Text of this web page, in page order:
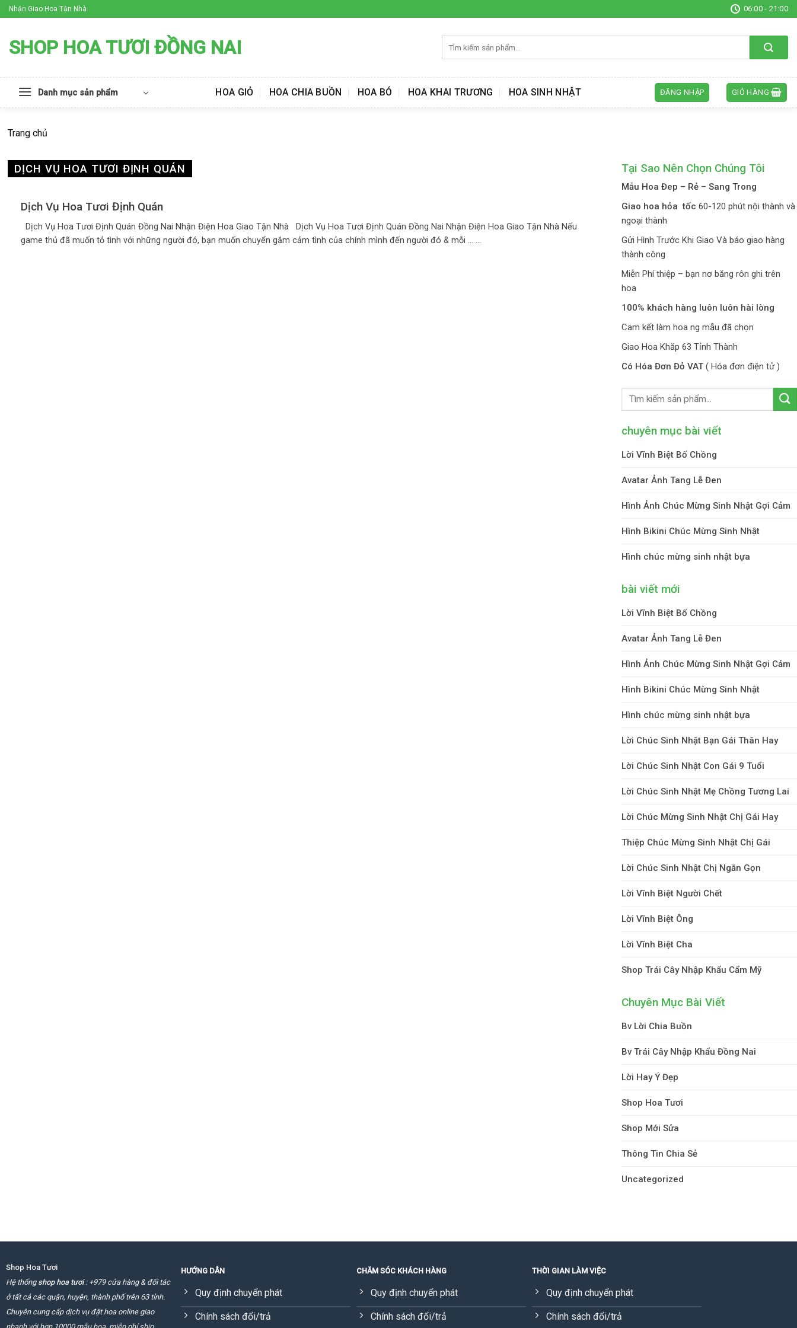
Skip
to
Nhận Giao Hoa Tận Nhà 06:00 - 21:00
SHOP HOA TƯƠI ĐỒNG NAI
kiếm:
Danh mục sản phẩm HOA GIỎ HOA CHIA BUỒN HOA BÓ HOA KHAI TRƯƠNG HOA SINH NHẬT ĐĂNG NHẬP GIỎ HÀNG
Trang chủ
DỊCH VỤ HOA TƯƠI ĐỊNH QUÁN
Dịch Vụ Hoa Tươi Định Quán
Dịch Vụ Hoa Tươi Định Quán Đồng Nai Nhận Điện Hoa Giao Tận Nhà Dịch Vụ Hoa Tươi Định Quán Đồng Nai Nhận Điện Hoa Giao Tận Nhà Nếu
game thủ đã muốn tỏ tình với những người đó, bạn muốn chuyển gắm cảm tình của chính mình đến người đó & mỗi ... ...
Tại Sao Nên Chọn Chúng Tôi
Mẫu Hoa Đep – Rẻ – Sang Trong
Giao hoa hỏa tốc 60-120 phút nội thành và
ngoại thành
Gửi Hình Trước Khi Giao Và báo giao hàng
thành công
Miễn Phí thiệp – bạn nơ băng rôn ghi trên
hoa
100% khách hàng luôn luôn hài lòng
Cam kết làm hoa ng mẫu đã chọn
Giao Hoa Khăp 63 Tỉnh Thành
Có Hóa Đơn Đỏ VAT ( Hóa đơn điện tử )
chuyên mục bài viết
Lời Vĩnh Biệt Bố Chồng
Avatar Ảnh Tang Lễ Đen
Hình Ảnh Chúc Mừng Sinh Nhật Gợi Cảm
Hình Bikini Chúc Mừng Sinh Nhật
Hình chúc mừng sinh nhật bựa
bài viết mới
Lời Vĩnh Biệt Bố Chồng
Avatar Ảnh Tang Lễ Đen
Hình Ảnh Chúc Mừng Sinh Nhật Gợi Cảm
Hình Bikini Chúc Mừng Sinh Nhật
Hình chúc mừng sinh nhật bựa
Lời Chúc Sinh Nhật Bạn Gái Thân Hay
Lời Chúc Sinh Nhật Con Gái 9 Tuổi
Lời Chúc Sinh Nhật Mẹ Chồng Tương Lai
Lời Chúc Mừng Sinh Nhật Chị Gái Hay
Thiệp Chúc Mừng Sinh Nhật Chị Gái
Lời Chúc Sinh Nhật Chị Ngắn Gọn
Lời Vĩnh Biệt Người Chết
Lời Vĩnh Biệt Ông
Lời Vĩnh Biệt Cha
Shop Trái Cây Nhập Khẩu Cẩm Mỹ
Chuyên Mục Bài Viết
Bv Lời Chia Buồn
Bv Trái Cây Nhập Khẩu Đồng Nai
Lời Hay Ý Đẹp
Shop Hoa Tươi
Shop Mới Sửa
Thông Tin Chia Sẻ
Uncategorized
Shop Hoa Tươi
Hệ thống shop hoa tươi: +979 cửa hàng & đối tác
ở tất cả các quận, huyện, thành phố trên 63 tỉnh.
Chuyên cung cấp dịch vụ đặt hoa online giao
HƯỚNG DẪN
Quy định chuyển phát
Chính sách đổi/trả
CHĂM SÓC KHÁCH HÀNG
Quy định chuyển phát
Chính sách đổi/trả
THỜI GIAN LÀM VIỆC
Quy định chuyển phát
Chính sách đổi/trả